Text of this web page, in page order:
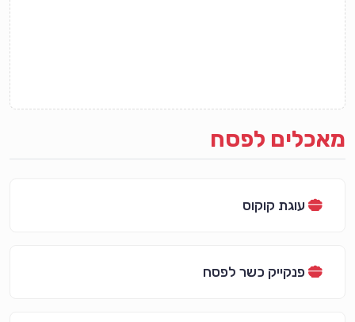
מאכלים לפסח
עוגת קוקוס
פנקייק כשר לפסח